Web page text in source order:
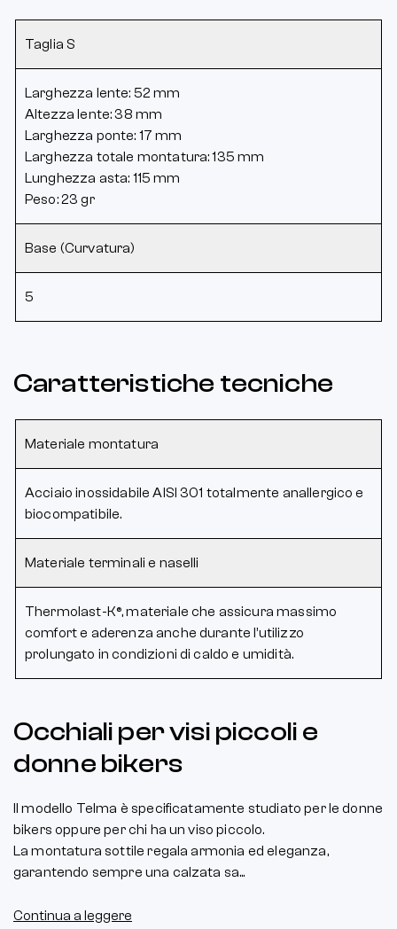
Taglia S
Larghezza lente: 52 mm
Altezza lente: 38 mm
Larghezza ponte: 17 mm
Larghezza totale montatura: 135 mm
Lunghezza asta: 115 mm
Peso: 23 gr
Base (Curvatura)
5
Caratteristiche tecniche
Materiale montatura
Acciaio inossidabile AISI 301 totalmente anallergico e
biocompatibile.
Materiale terminali e naselli
Thermolast-K®, materiale che assicura massimo
comfort e aderenza anche durante l’utilizzo
prolungato in condizioni di caldo e umidità.
Occhiali per visi piccoli e
donne bikers
Il modello Telma è specificatamente studiato per le donne
bikers oppure per chi ha un viso piccolo.
La montatura sottile regala armonia ed eleganza,
garantendo sempre una calzata sa...
Continua a leggere